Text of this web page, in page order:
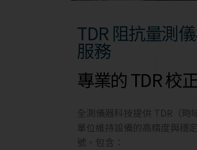
TDR 阻抗量測
服務
專業的 TDR 校
全測儀器科技提供 TDR（
單位維持設備的高精度與穩
號，包含：